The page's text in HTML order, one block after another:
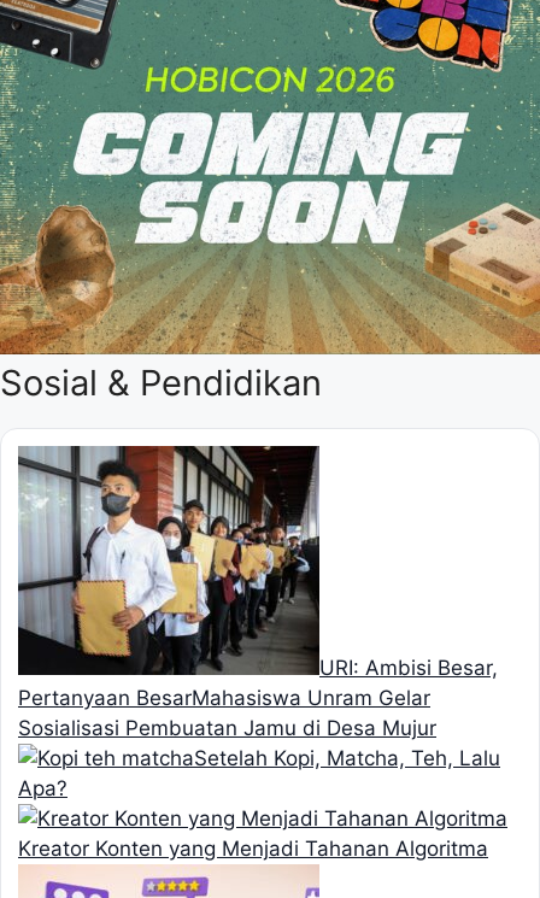
Sosial & Pendidikan
URI: Ambisi Besar,
Pertanyaan BesarMahasiswa Unram Gelar
Sosialisasi Pembuatan Jamu di Desa Mujur
Setelah Kopi, Matcha, Teh, Lalu
Apa?
Kreator Konten yang Menjadi Tahanan Algoritma